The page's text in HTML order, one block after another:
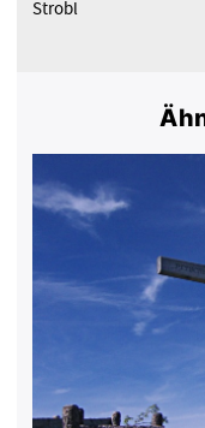
Strobl